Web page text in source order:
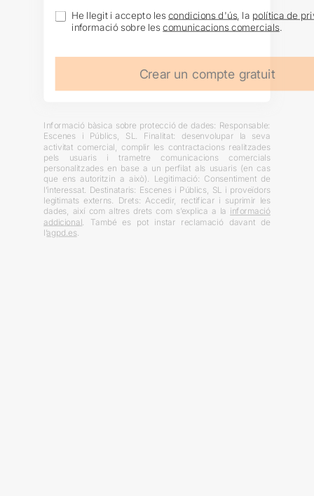
He llegit i accepto lescondicions d'ús, la política de
informació sobre lescomunicacions comercials.
Crear un compte gratuit
Informació bàsica sobre protecció de dades: Responsable:
Escenes i Públics, SL. Finalitat: desenvolupar la seva
activitat comercial, complir les contractacions realitzades
pels usuaris i trametre comunicacions comercials
personalitzades en base a un perfilat als usuaris (en cas
que ens autoritzin a això). Legitimació: Consentiment de
l’interessat. Destinataris: Escenes i Públics, SL i proveïdors
legitimats externs. Drets: Accedir, rectificar i suprimir les
dades, així com altres drets com s’explica a la informació
addicional . També es pot instar reclamació davant de
l’agpd.es.